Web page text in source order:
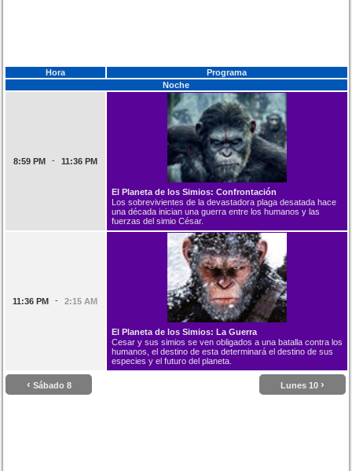
Hora
Programa
Noche
8:59 PM - 11:36 PM
El Planeta de los Simios: Confrontación
Los sobrevivientes de la devastadora plaga desatada hace
una década inician una guerra entre los humanos y las
fuerzas del simio César.
11:36 PM - 2:15 AM
El Planeta de los Simios: La Guerra
Cesar y sus simios se ven obligados a una batalla contra los
humanos, el destino de esta determinará el destino de sus
especies y el futuro del planeta.
‹ Sábado 8 Lunes 10 ›